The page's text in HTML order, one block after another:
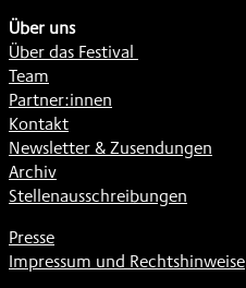
Über uns
Über das Festival
Team
Partner:innen
Kontakt
Newsletter & Zusendungen
Archiv
Stellenausschreibungen
Presse
Impressum und Rechtshinweise